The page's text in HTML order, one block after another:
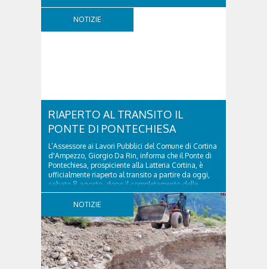
Torri del Falzarego, era...
NOTIZIE
RIAPERTO AL TRANSITO IL
PONTE DI PONTECHIESA
L’Assessore ai Lavori Pubblici del Comune di Cortina
d'Ampezzo, Giorgio Da Rin, informa che il Ponte di
Pontechiesa, prospiciente alla Latteria Cortina, è
ufficialmente riaperto al transito a partire da oggi,
sabato 8 agosto, dopo il completamento delle
verifiche e il positivo collaudo...
NOTIZIE